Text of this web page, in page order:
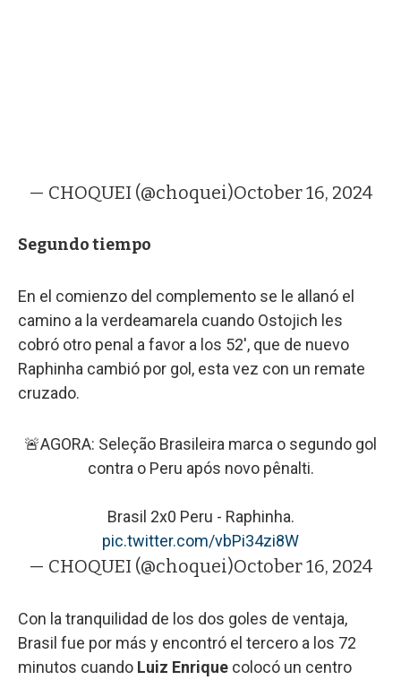
— CHOQUEI (@choquei)October 16, 2024
Segundo tiempo
En el comienzo del complemento se le allanó el
camino a la verdeamarela cuando Ostojich les
cobró otro penal a favor a los 52', que de nuevo
Raphinha cambió por gol, esta vez con un remate
cruzado.
🚨AGORA: Seleção Brasileira marca o segundo gol
contra o Peru após novo pênalti.
Brasil 2x0 Peru - Raphinha.
pic.twitter.com/vbPi34zi8W
— CHOQUEI (@choquei)October 16, 2024
Con la tranquilidad de los dos goles de ventaja,
Brasil fue por más y encontró el tercero a los 72
minutos cuando Luiz Enrique colocó un centro